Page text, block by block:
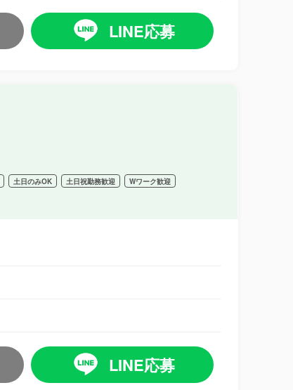
LINE応募
土日のみOK 土日祝勤務歓迎 Wワーク歓迎
LINE応募